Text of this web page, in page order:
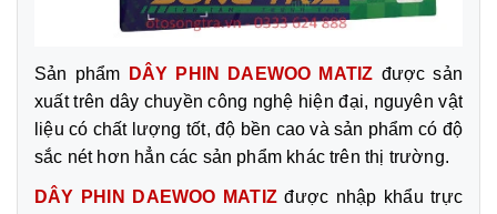
Sản phẩm DÂY PHIN DAEWOO MATIZ được sản
xuất trên dây chuyền công nghệ hiện đại, nguyên vật
liệu có chất lượng tốt, độ bền cao và sản phẩm có độ
sắc nét hơn hẳn các sản phẩm khác trên thị trường.
DÂY PHIN DAEWOO MATIZđược nhập khẩu trực